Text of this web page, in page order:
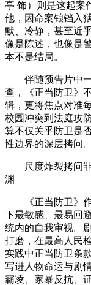
亭 饰）则是这起案
他，因命案锒铛入
默、冷静，甚至近
像是陈述，也像是
本不是结局。
伴随预告片中一
查，《正当防卫》
辑，更将焦点对准
校园冲突到法庭攻
算不仅关乎防卫是
性边界的深层拷问。
尺度炸裂拷问罪
渊
《正当防卫》作
下最敏感、最易回
统内的自我审视。
打磨，在最高人民
实践中正当防卫条
写进人物命运与剧
霸凌、家暴反抗、